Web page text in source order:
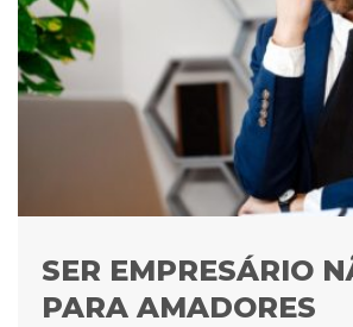
SER EMPRESÁRIO
PARA AMADORES